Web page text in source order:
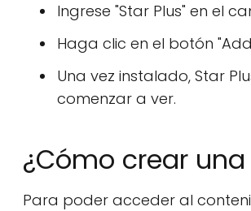
Ingrese "Star Plus" en el
Haga clic en el botón
Una vez instalado, Star
comenzar a ver.
¿Cómo crear
Para poder acceder al